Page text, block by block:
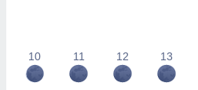
10 11 12 13